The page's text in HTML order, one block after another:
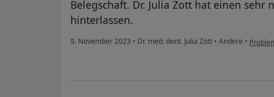
Belegschaft. Dr. Julia Zott hat einen
hinterlassen.
9. November 2023 • Dr. med. dent. Julia Zott • Andere •